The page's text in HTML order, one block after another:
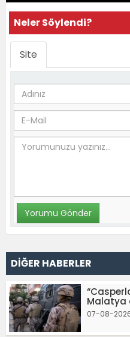
Neler Söylendi?
Site
DİĞER HABERLER
Malatya
07-08-